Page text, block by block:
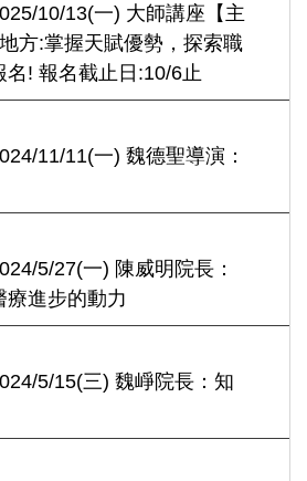
10/13(一) 大師講座【主
方:掌握天賦優勢，探索職
名! 報名截止日:10/6止
11/11(一) 魏德聖導演：
5/27(一) 陳威明院長：
進步的動力
5/15(三) 魏崢院長：知